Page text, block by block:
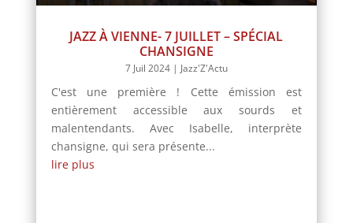
JAZZ À VIENNE- 7 JUILLET – SPÉCIAL
CHANSIGNE
7 Juil 2024| Jazz'Z'Actu
C'est une première ! Cette émission est
entièrement accessible aux sourds et
malentendants. Avec Isabelle, interprète
chansigne, qui sera présente...
lire plus